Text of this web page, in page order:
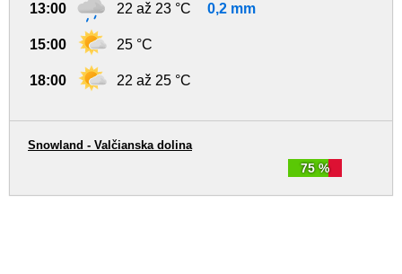
13:00 22 až 23 °C 0,2 mm
15:00 25 °C
18:00 22 až 25 °C
75 %
Snowland - Valčianska dolina